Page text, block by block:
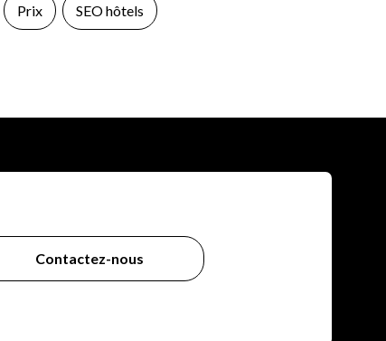
Prix SEO hôtels
Contactez-nous